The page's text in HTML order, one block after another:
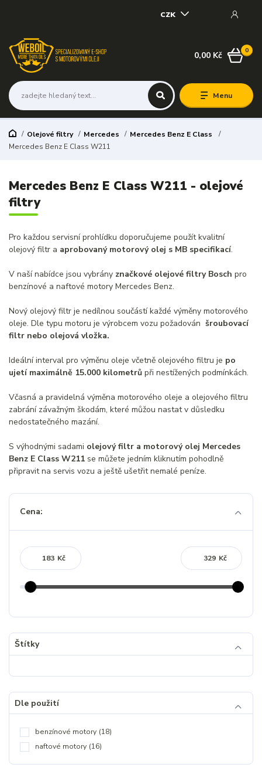
Menu
CZK
0
0,00 Kč
Olejové filtry Mercedes
Mercedes Benz E Class
Mercedes Benz E Class W211
Mercedes Benz E Class W211 - olejové
filtry
Pro každou servisní prohlídku doporučujeme použít kvalitní
olejový filtr a aprobovaný motorový olej s MB specifikací.
V naší nabídce jsou vybrány značkové olejové filtry Bosch pro
benzínové a naftové motory Mercedes Benz.
Nový olejový filtr je nedílnou součástí každé výměny motorového
oleje. Dle typu motoru je výrobcem vozu požadován šroubovací
filtr nebo olejová vložka.
Ideální interval pro výměnu oleje včetně olejového filtru je po
ujetí maximálně 15.000 kilometrů při nestížených podmínkách.
Včasná a pravidelná výměna motorového oleje a olejového filtru
zabrání závažným škodám, které můžou nastat v důsledku
nedostatečného mazání.
S výhodnými sadami olejový filtr a motorový olej Mercedes
Benz E Class W211 se můžete jedním kliknutím pohodlně
připravit na servis vozu a ještě ušetřit nemalé peníze.
Cena:
Kč Kč
Štítky
Dle použití
benzínové motory (18)
naftové motory (16)